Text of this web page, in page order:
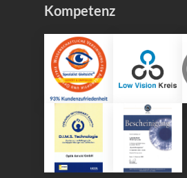
Kompetenz